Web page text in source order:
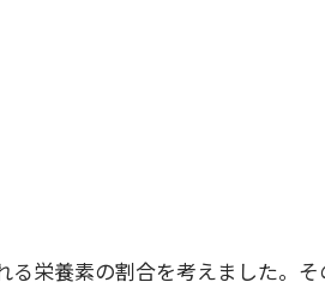
栄養素の割合を考えました。